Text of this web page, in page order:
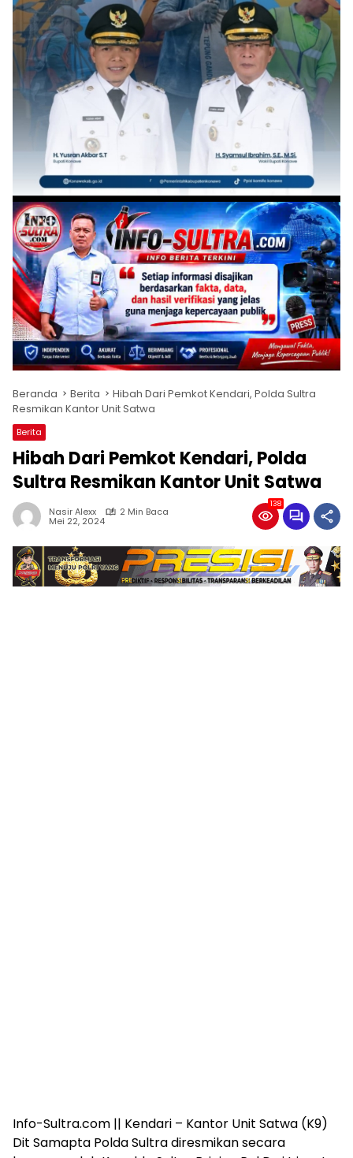
Beranda Berita
Hibah Dari Pemkot Kendari, Polda Sultra
Resmikan Kantor Unit Satwa
Berita
Hibah Dari Pemkot Kendari, Polda
Sultra Resmikan Kantor Unit Satwa
Nasir Alexx 2 Min Baca
Mei 22, 2024
138
Info-Sultra.com || Kendari – Kantor Unit Satwa (K9)
Dit Samapta Polda Sultra diresmikan secara